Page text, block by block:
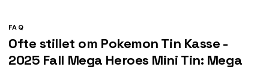
FAQ
Ofte stillet om Pokemon Tin Kasse -
2025 Fall Mega Heroes Mini Tin: Mega